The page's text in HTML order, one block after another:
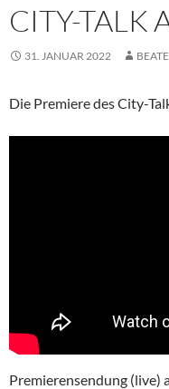
CITY-TALK
31. JANUAR 2022 BEATE
Die Premiere des City-
Premierensendung (live)